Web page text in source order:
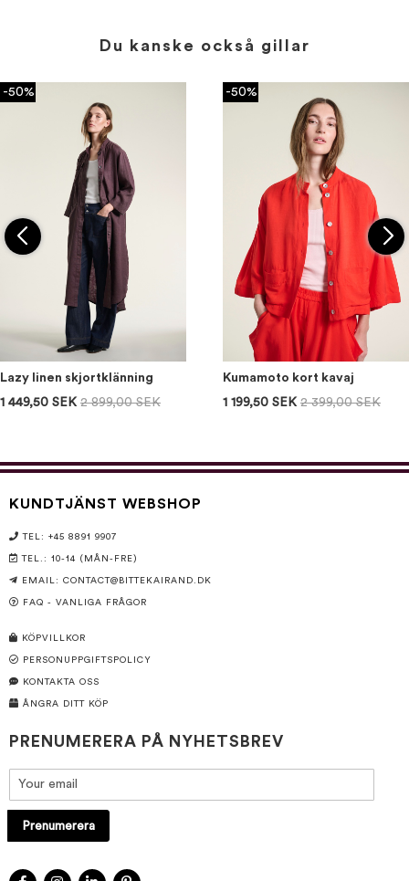
Du kanske också gillar
-50%
Lazy linen skjortklänning
1 449,50 SEK 2 899,00 SEK
-50%
Kumamoto kort kavaj
1 199,50 SEK 2 399,00 SEK
KUNDTJÄNST WEBSHOP
TEL: +45 8891 9907
TEL.: 10-14 (MÅN-FRE)
EMAIL: CONTACT@BITTEKAIRAND.DK
FAQ - VANLIGA FRÅGOR
KÖPVILLKOR
PERSONUPPGIFTSPOLICY
KONTAKTA OSS
ÅNGRA DITT KÖP
PRENUMERERA PÅ NYHETSBREV
Prenumerera